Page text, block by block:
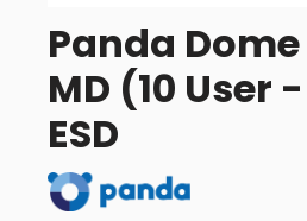
Panda
MD (10 User
ESD